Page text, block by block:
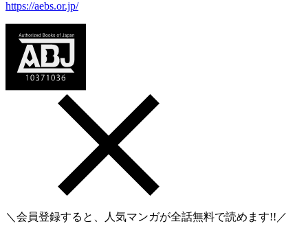
https://aebs.or.jp/
＼会員登録すると、人気マンガが全話無料で読めます!!／